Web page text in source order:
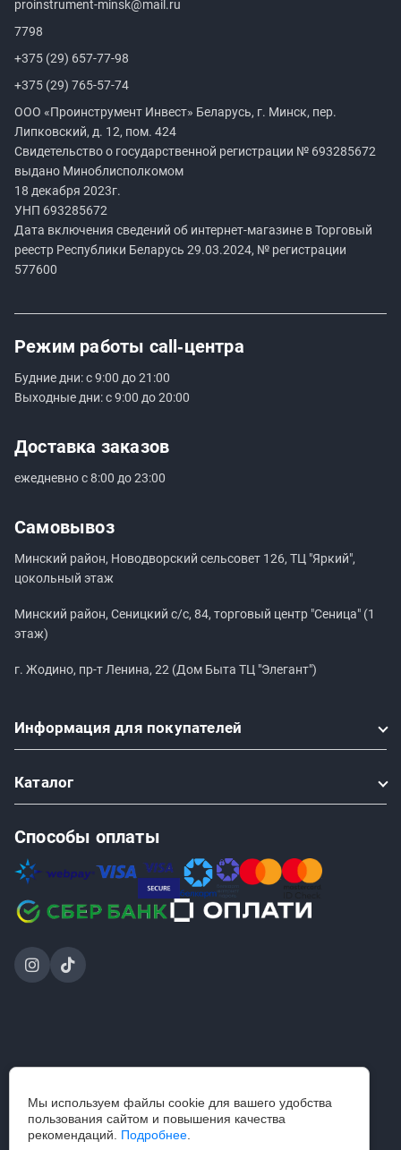
proinstrument-minsk@mail.ru
7798
+375 (29) 657-77-98
+375 (29) 765-57-74
ООО «Проинструмент Инвест» Беларусь, г. Минск, пер.
Липковский, д. 12, пом. 424
Свидетельство о государственной регистрации № 693285672
выдано Миноблисполкомом
18 декабря 2023г.
УНП 693285672
Дата включения сведений об интернет-магазине в Торговый
реестр Республики Беларусь 29.03.2024, № регистрации
577600
Режим работы call‑центра
Будние дни: с 9:00 до 21:00
Выходные дни: с 9:00 до 20:00
Доставка заказов
ежедневно с 8:00 до 23:00
Самовывоз
Минский район, Новодворский сельсовет 126, ТЦ "Яркий",
цокольный этаж
Минский район, Сеницкий с/с, 84, торговый центр "Сеница" (1
этаж)
г. Жодино, пр-т Ленина, 22 (Дом Быта ТЦ "Элегант")
Информация для покупателей
Каталог
Способы оплаты
магазин
строительного инструмента и садовой техники.
Мы используем файлы cookie для вашего удобства
пользования сайтом и повышения качества
рекомендаций. Подробнее